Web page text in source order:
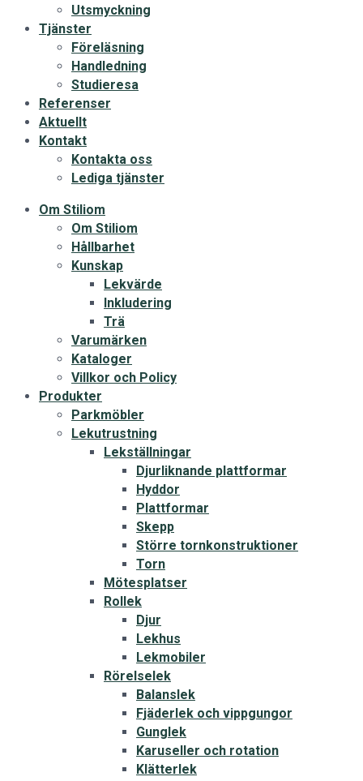
Utsmyckning
Tjänster
Föreläsning
Handledning
Studieresa
Referenser
Aktuellt
Kontakt
Kontakta oss
Lediga tjänster
Om Stiliom
Om Stiliom
Hållbarhet
Kunskap
Lekvärde
Inkludering
Trä
Varumärken
Kataloger
Villkor och Policy
Produkter
Parkmöbler
Lekutrustning
Lekställningar
Djurliknande plattformar
Hyddor
Plattformar
Skepp
Större tornkonstruktioner
Torn
Mötesplatser
Rollek
Djur
Lekhus
Lekmobiler
Rörelselek
Balanslek
Fjäderlek och vippgungor
Gunglek
Karuseller och rotation
Klätterlek